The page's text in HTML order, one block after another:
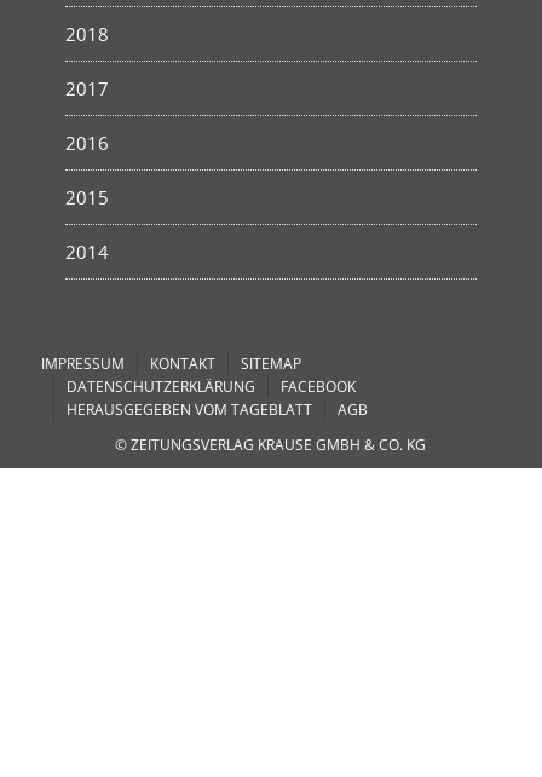
2018
2017
2016
2015
2014
IMPRESSUM KONTAKT
SITEMAP
DATENSCHUTZERKLÄRUNG
FACEBOOK
HERAUSGEGEBEN VOM TAGEBLATT
AGB
© ZEITUNGSVERLAG KRAUSE GMBH & CO. KG